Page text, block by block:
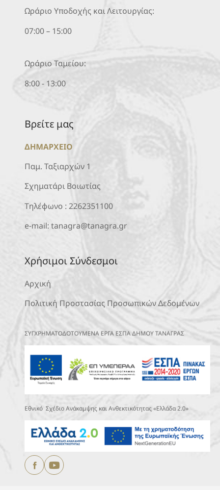
Ωράριο Υποδοχής και Λειτουργίας:
07:00 – 15:00
Ωράριο Ταμείου:
8:00 - 13:00
Βρείτε μας
ΔΗΜΑΡΧΕΙΟ
Παμ. Ταξιαρχών 1
Σχηματάρι Βοιωτίας
Τηλέφωνο : 2262351100
e-mail: tanagra@tanagra.gr
Χρήσιμοι Σύνδεσμοι
Αρχική
Πολιτική Προστασίας Προσωπικών Δεδομένων
ΣΥΓΧΡΗΜΑΤΟΔΟΤΟΥΜΕΝΑ ΕΡΓΑ ΕΣΠΑ ΔΗΜΟΥ ΤΑΝΑΓΡΑΣ
Εθνικό Σχέδιο Ανάκαμψης και Ανθεκτικότητας «Ελλάδα 2.0»